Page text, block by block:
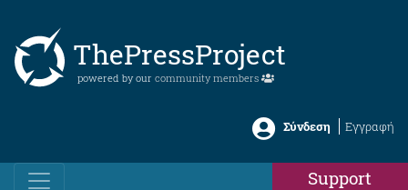
ThePressProject
powered by our community members
Σύνδεση Εγγραφή
Support